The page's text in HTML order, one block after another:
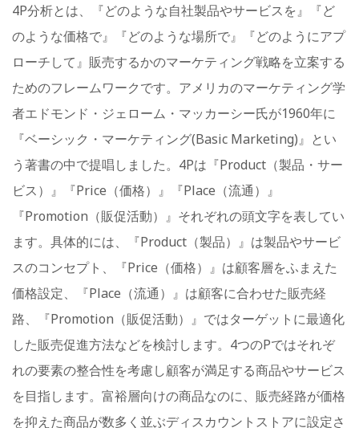
4P分析とは、『どのような自社製品やサービスを』『ど
のような価格で』『どのような場所で』『どのようにアプ
ローチして』販売するかのマーケティング戦略を立案する
ためのフレームワークです。アメリカのマーケティング学
者エドモンド・ジェローム・マッカーシー氏が1960年に
『ベーシック・マーケティング(Basic Marketing)』とい
う著書の中で提唱しました。4Pは『Product（製品・サー
ビス）』『Price（価格）』『Place（流通）』
『Promotion（販促活動）』それぞれの頭文字を表してい
ます。具体的には、『Product（製品）』は製品やサービ
スのコンセプト、『Price（価格）』は顧客層をふまえた
価格設定、『Place（流通）』は顧客に合わせた販売経
路、『Promotion（販促活動）』ではターゲットに最適化
した販売促進方法などを検討します。4つのPではそれぞ
れの要素の整合性を考慮し顧客が満足する商品やサービス
を目指します。富裕層向けの商品なのに、販売経路が価格
を抑えた商品が数多く並ぶディスカウントストアに設定さ